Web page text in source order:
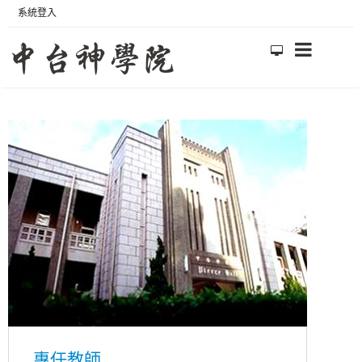
系統登入